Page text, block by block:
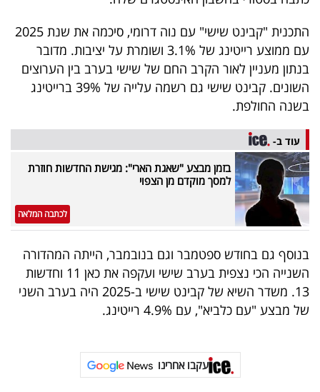
פודקאסט
40
UNDER
40
שיתופי
פעולה
דרושים
ניוזלטרים
התכנית "קבינט שישי" עם נוה דרומי, סיכמה את שנת 2025
עם ממוצע רייטינג של 3.1% ושומרת על יציבות. מדובר
בנתון מעניין לאור הקרב החם של שישי בערב בין הערוצים
השונים. קבינט שישי גם רשמה עלייה של 39% ברייטינג
בשנה החולפת.
עוד ב-
בזמן מבצע "שאגת הארי": מגישת החדשות חוזרת
למסך מוקדם מן הצפוי
לכתבה המלאה
בנוסף גם בחודש ספטמבר וגם בנובמבר, הייתה המהדורה
השנייה הכי נצפית בערב שישי ועקפה את כאן 11 וחדשות
13. משדר השיא של קבינט שישי ב-2025 היה בערב השני
של מבצע "עם כלביא", עם 4.9% רייטינג.
עקבו אחרינו